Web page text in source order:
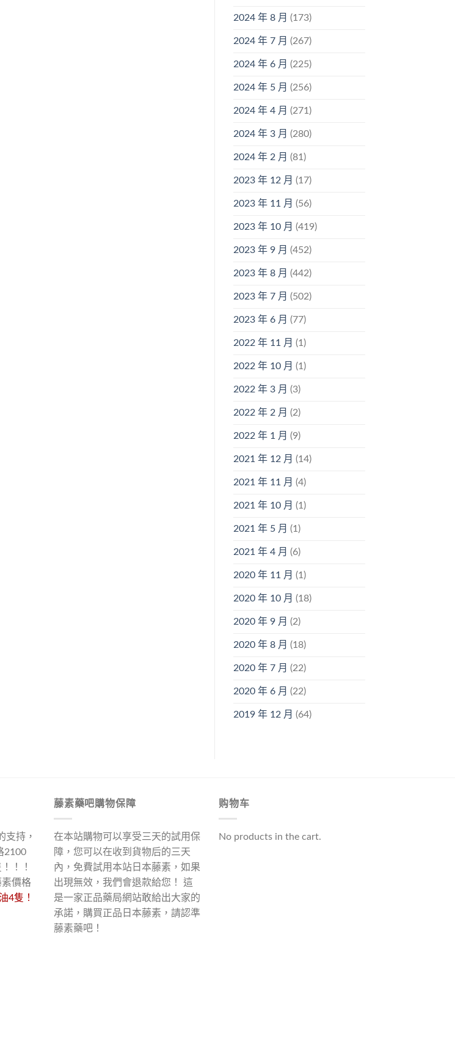
2024 年 8 月 (173)
2024 年 7 月 (267)
2024 年 6 月 (225)
2024 年 5 月 (256)
2024 年 4 月 (271)
2024 年 3 月 (280)
2024 年 2 月 (81)
2023 年 12 月 (17)
2023 年 11 月 (56)
2023 年 10 月 (419)
2023 年 9 月 (452)
2023 年 8 月 (442)
2023 年 7 月 (502)
2023 年 6 月 (77)
2022 年 11 月 (1)
2022 年 10 月 (1)
2022 年 3 月 (3)
2022 年 2 月 (2)
2022 年 1 月 (9)
2021 年 12 月 (14)
2021 年 11 月 (4)
2021 年 10 月 (1)
2021 年 5 月 (1)
2021 年 4 月 (6)
2020 年 11 月 (1)
2020 年 10 月 (18)
2020 年 9 月 (2)
2020 年 8 月 (18)
2020 年 7 月 (22)
2020 年 6 月 (22)
2019 年 12 月 (64)
支持，
2100
！！
價格
4隻！
藤素藥吧購物保障
在本站購物可以享受三天的試用保
障，您可以在收到貨物后的三天
內，免費試用本站日本藤素，如果
出現無效，我們會退款給您！ 這
是一家正品藥局網站敢給出大家的
承諾，購買正品日本藤素，請認準
藤素藥吧！
购物车
No products in the cart.